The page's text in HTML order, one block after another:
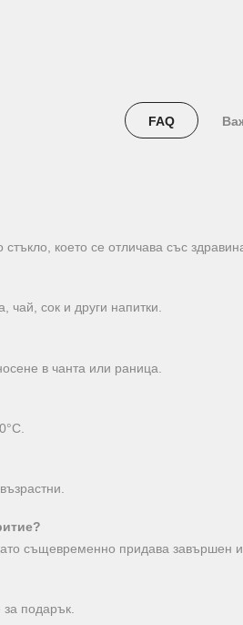
FAQ
което се отличава със
сок и други напитки.
в чанта или раница.
същевременно придава завършен
за подарък.